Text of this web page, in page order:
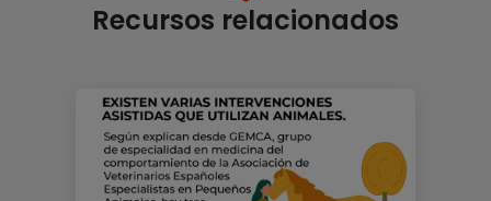
Recursos relacionados